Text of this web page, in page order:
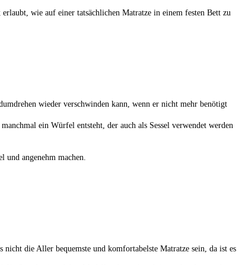
wie auf einer tatsächlichen Matratze in einem festen Bett zu
wieder verschwinden kann, wenn er nicht mehr benötigt
ein Würfel entsteht, der auch als Sessel verwendet werden
und angenehm machen.
die Aller bequemste und komfortabelste Matratze sein, da ist es